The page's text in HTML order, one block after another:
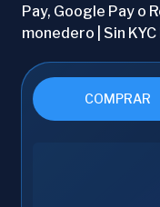
Pay, Google Pay o
monedero | Sin
COMPRAR